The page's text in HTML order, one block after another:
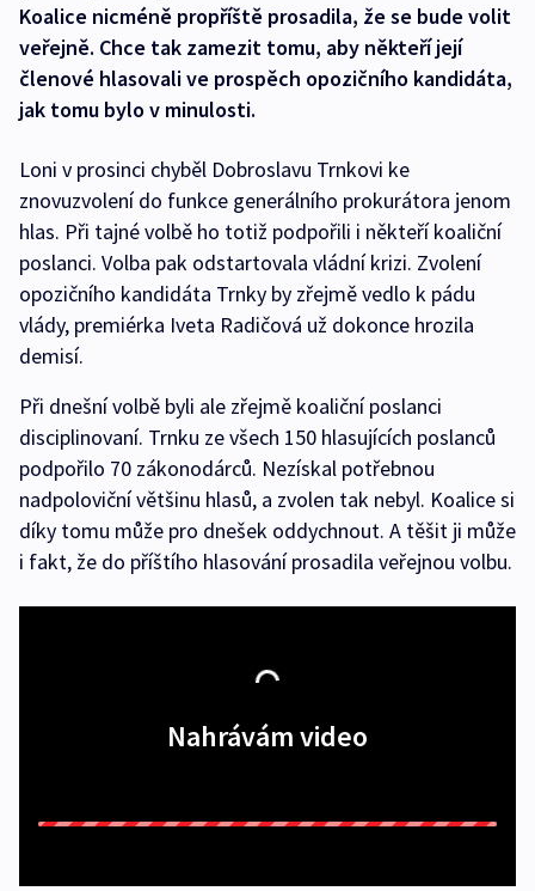
Koalice nicméně propříště prosadila, že se bude volit
veřejně. Chce tak zamezit tomu, aby někteří její
členové hlasovali ve prospěch opozičního kandidáta,
jak tomu bylo v minulosti.
Loni v prosinci chyběl Dobroslavu Trnkovi ke
znovuzvolení do funkce generálního prokurátora jenom
hlas. Při tajné volbě ho totiž podpořili i někteří koaliční
poslanci. Volba pak odstartovala vládní krizi. Zvolení
opozičního kandidáta Trnky by zřejmě vedlo k pádu
vlády, premiérka Iveta Radičová už dokonce hrozila
demisí.
Při dnešní volbě byli ale zřejmě koaliční poslanci
disciplinovaní. Trnku ze všech 150 hlasujících poslanců
podpořilo 70 zákonodárců. Nezískal potřebnou
nadpoloviční většinu hlasů, a zvolen tak nebyl. Koalice si
díky tomu může pro dnešek oddychnout. A těšit ji může
i fakt, že do příštího hlasování prosadila veřejnou volbu.
Nahrávám video